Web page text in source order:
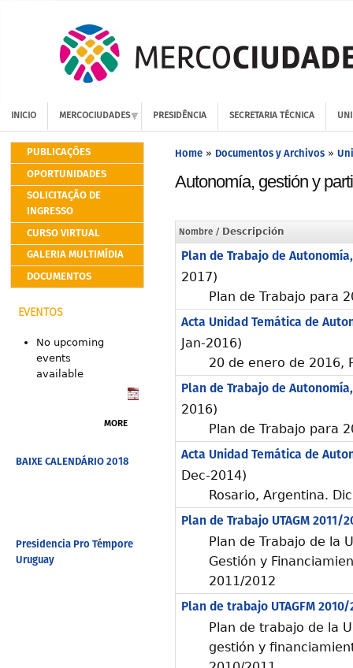
INICIO MERCOCIUDADES PRESIDÊNCIA SECRETARIA TÉCNICA
PUBLICAÇÕES
OPORTUNIDADES
SOLICITAÇÃO DE
INGRESSO
CURSO VIRTUAL
GALERIA MULTIMÍDIA
DOCUMENTOS
EVENTOS
No upcoming
events
available
MORE
BAIXE CALENDÁRIO 2018
Presidencia Pro Témpore
Uruguay
Home » Documentos y Archivos »
Autonomía, gestión y
Nombre / Descripción
Plan de Trabajo de
2017)
Plan de Trabajo para
Acta Unidad Temática de
Jan-2016)
20 de enero de 2016,
Plan de Trabajo de
2016)
Plan de Trabajo para
Acta Unidad Temática de
Dec-2014)
Rosario, Argentina.
Plan de Trabajo UTAGM 2011/
Plan de Trabajo de la
Gestión y
2011/2012
Plan de trabajo UTAGFM 2010/
Plan de trabajo de la
gestión y